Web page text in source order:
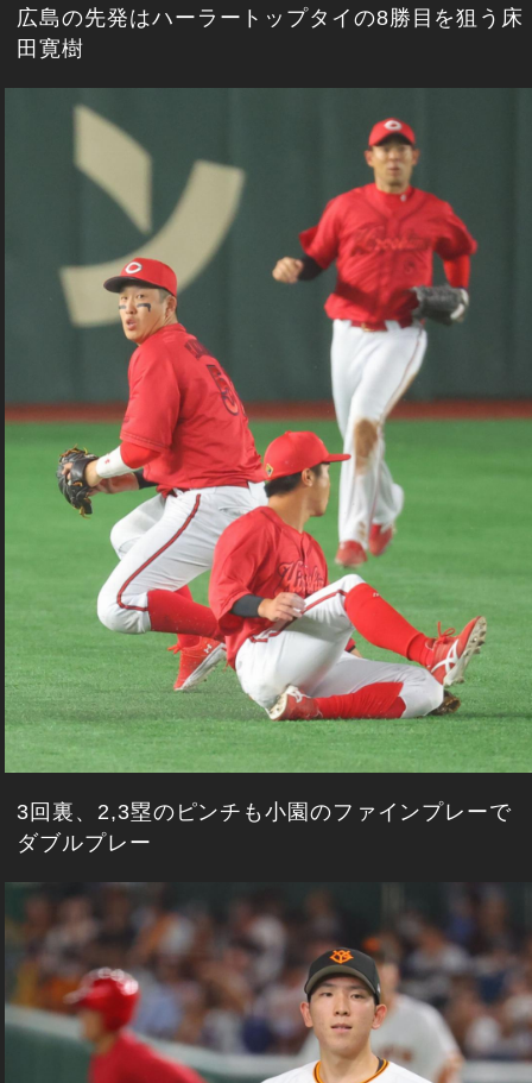
広島の先発はハーラートップタイの8勝目を狙う床
田寛樹
3回裏、2,3塁のピンチも小園のファインプレーで
ダブルプレー